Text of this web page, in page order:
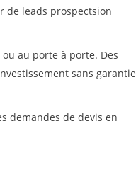
de leads prospectsion
au porte à porte. Des
sans garantie
demandes de devis en